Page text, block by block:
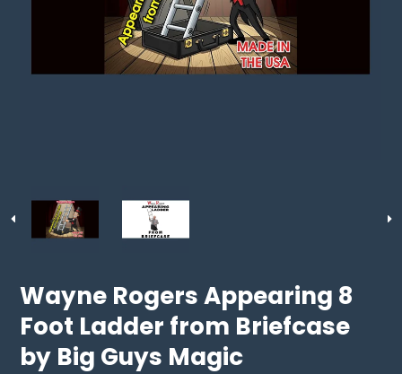
Wayne Rogers Appearing 8
Foot Ladder from Briefcase
by Big Guys Magic